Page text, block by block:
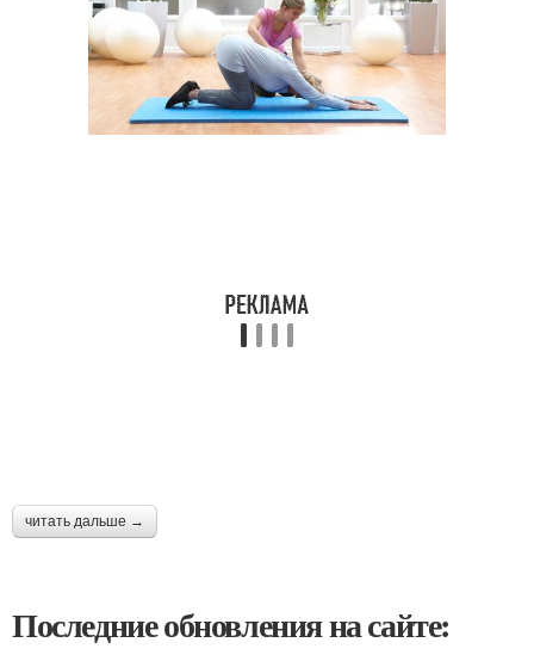
читать дальше →
Последние обновления на сайте: